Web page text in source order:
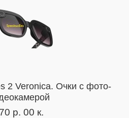
2 Veronica. Очки c фото-
р. 00 к.